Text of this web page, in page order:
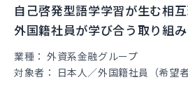
自己啓発型語学学習が生む相
外国籍社員が学び合う取り組み
業種
外資系金融グループ
対象者
日本人／外国籍社員（希望者